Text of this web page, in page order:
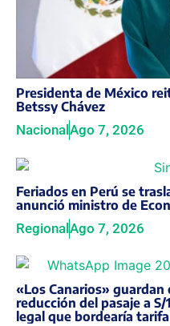
Presidenta de México
Betssy Chávez
NacionalAgo 7, 2026
Feriados en Perú se
anunció ministro de
RegionalAgo 7, 2026
«Los Canarios»
reducción del pasaje a
legal que bordearía